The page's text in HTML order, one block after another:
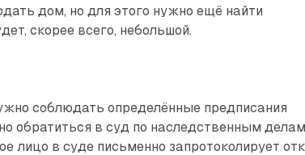
дом, но для этого нужно ещё найти
скорее всего, небольшой.
соблюдать определённые предписания
обратиться в суд по наследственным делам
лицо в суде письменно запротоколирует